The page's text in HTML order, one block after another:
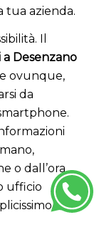
tua azienda.
Il
Desenzano
ovunque,
da
o dall’ora
ufficio